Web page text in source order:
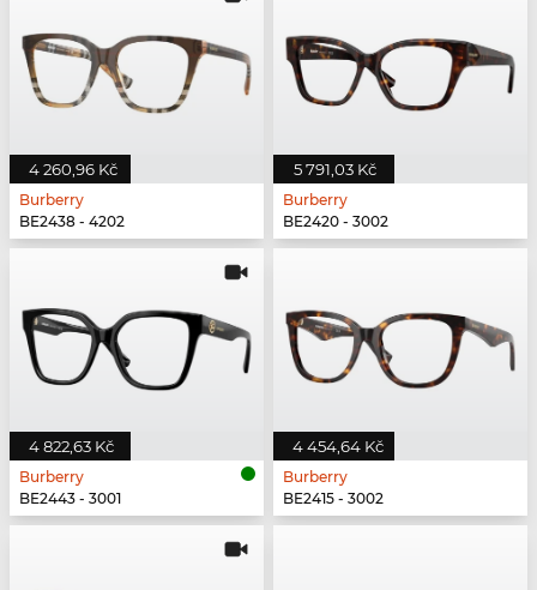
4 260,96 Kč
Burberry
BE2438 - 4202
5 791,03 Kč
Burberry
BE2420 - 3002
4 822,63 Kč
Burberry
BE2443 - 3001
4 454,64 Kč
Burberry
BE2415 - 3002